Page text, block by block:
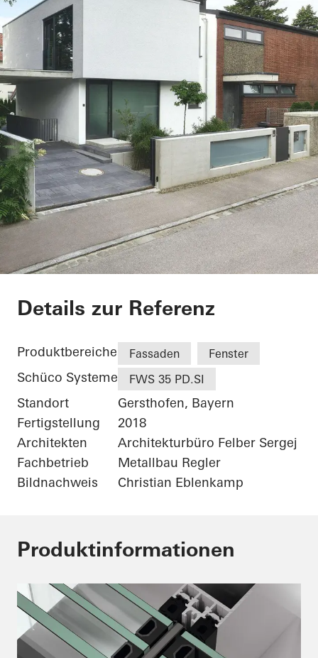
Haus Baierl
Details zur Referenz
Produktbereiche Fassaden Fenster
Schüco Systeme FWS 35 PD.SI
Standort
Gersthofen, Bayern
Fertigstellung
2018
Architekten
Architekturbüro Felber Sergej
Fachbetrieb
Metallbau Regler
Bildnachweis
Christian Eblenkamp
Produktinformationen